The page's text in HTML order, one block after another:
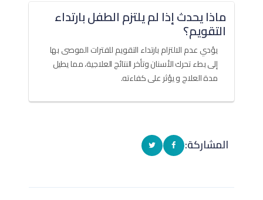
ماذا يحدث إذا لم يلتزم الطفل بارتداء
التقويم؟
يؤدي عدم الالتزام بارتداء التقويم للفترات الموصى بها
إلى بطء تحرك الأسنان وتأخر النتائج العلاجية، مما يطيل
مدة العلاج و يؤثر على كفاءته.
المشاركة: